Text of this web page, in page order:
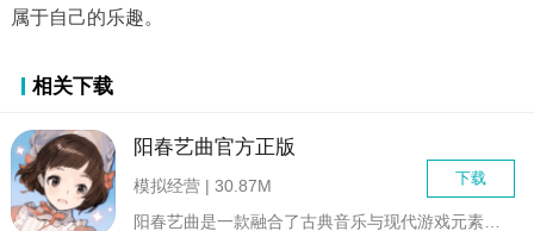
属于自己的乐趣。
相关下载
阳春艺曲官方正版
下载
模拟经营 | 30.87M